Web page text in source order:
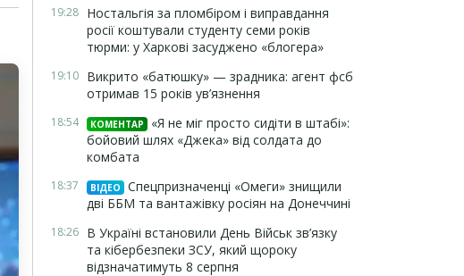
19:28 Ностальгія за пломбіром і виправдання
росії коштували студенту семи років
тюрми: у Харкові засуджено «блогера»
19:10 Викрито «батюшку» — зрадника: агент фсб
отримав 15 років ув’язнення
18:54 КОМЕНТАР
«Я не міг просто сидіти в штабі»:
бойовий шлях «Джека» від солдата до
комбата
18:37 ВІДЕО
Спецпризначенці «Омеги» знищили
дві ББМ та вантажівку росіян на Донеччині
18:26 В Україні встановили День Військ зв’язку
та кібербезпеки ЗСУ, який щороку
відзначатимуть 8 серпня